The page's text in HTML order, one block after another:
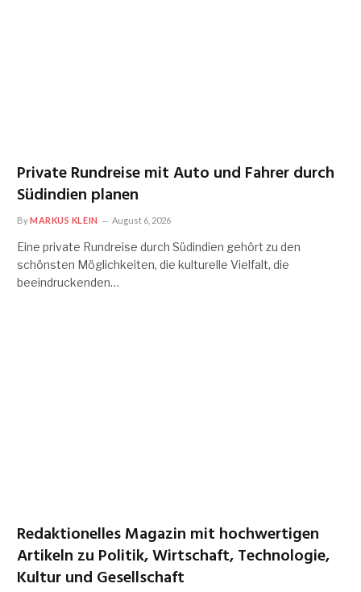
Private Rundreise mit Auto und Fahrer durch
Südindien planen
ByMARKUS KLEIN August 6, 2026
Eine private Rundreise durch Südindien gehört zu den
schönsten Möglichkeiten, die kulturelle Vielfalt, die
beeindruckenden…
Redaktionelles Magazin mit hochwertigen
Artikeln zu Politik, Wirtschaft, Technologie,
Kultur und Gesellschaft